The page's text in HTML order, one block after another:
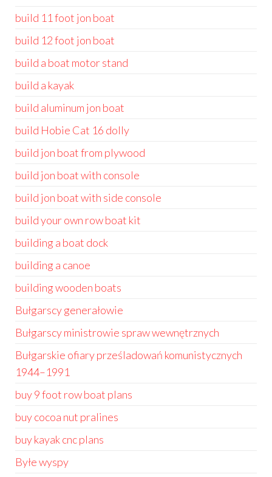
build 11 foot jon boat
build 12 foot jon boat
build a boat motor stand
build a kayak
build aluminum jon boat
build Hobie Cat 16 dolly
build jon boat from plywood
build jon boat with console
build jon boat with side console
build your own row boat kit
building a boat dock
building a canoe
building wooden boats
Bułgarscy generałowie
Bułgarscy ministrowie spraw wewnętrznych
Bułgarskie ofiary prześladowań komunistycznych
1944–1991
buy 9 foot row boat plans
buy cocoa nut pralines
buy kayak cnc plans
Byłe wyspy